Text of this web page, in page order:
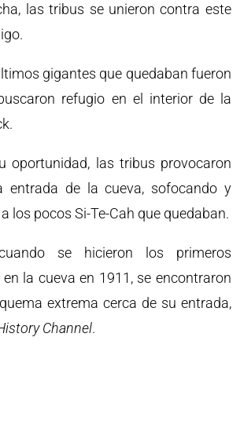
las tribus se unieron contra este
gigantes que quedaban fueron
refugio en el interior de la
oportunidad, las tribus provocaron
entrada de la cueva, sofocando y
los pocos Si-Te-Cah que quedaban.
se hicieron los primeros
la cueva en 1911, se encontraron
extrema cerca de su entrada,
Channel.